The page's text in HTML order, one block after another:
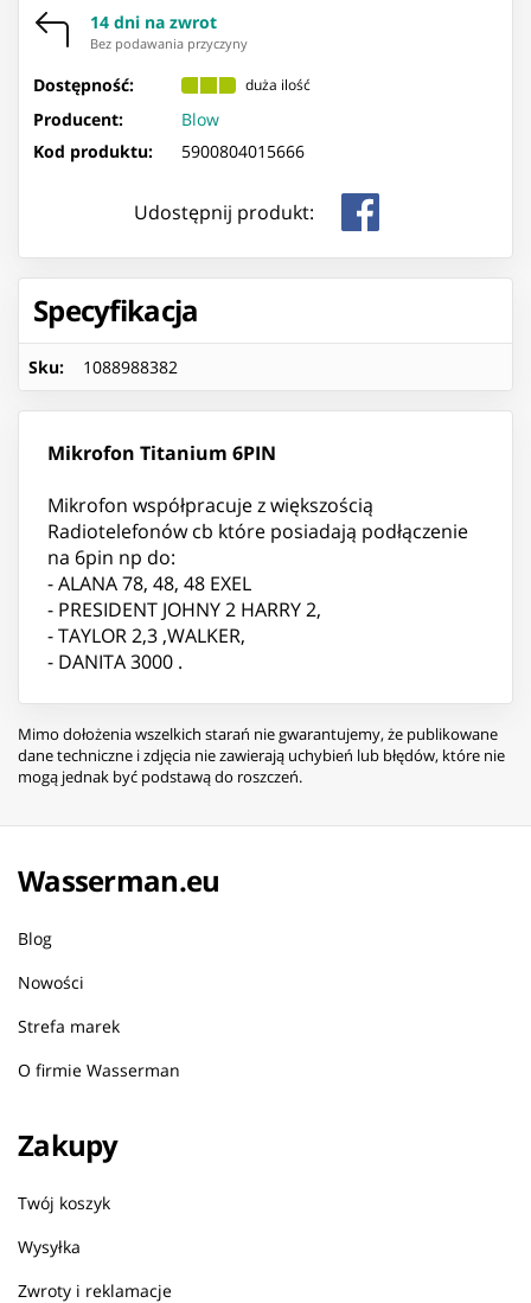
14 dni na zwrot
Bez podawania przyczyny
Dostępność: duża ilość
Producent:
Blow
Kod produktu:
5900804015666
Udostępnij produkt:
Specyfikacja
Sku: 1088988382
Mikrofon Titanium 6PIN
Mikrofon współpracuje z większością
Radiotelefonów cb które posiadają podłączenie
na 6pin np do:
- ALANA 78, 48, 48 EXEL
- PRESIDENT JOHNY 2 HARRY 2,
- TAYLOR 2,3 ,WALKER,
- DANITA 3000 .
Mimo dołożenia wszelkich starań nie gwarantujemy, że publikowane
dane techniczne i zdjęcia nie zawierają uchybień lub błędów, które nie
mogą jednak być podstawą do roszczeń.
Wasserman.eu
Blog
Nowości
Strefa marek
O firmie Wasserman
Zakupy
Twój koszyk
Wysyłka
Zwroty i reklamacje